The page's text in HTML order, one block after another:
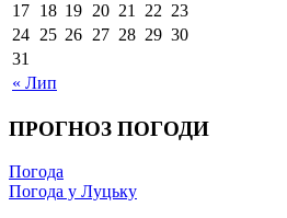
« Лип
17 18 19 20 21 22 23
24 25 26 27 28 29 30
31
ПРОГНОЗ ПОГОДИ
Погода
Погода у Луцьку